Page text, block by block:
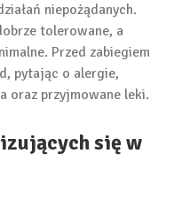
niepożądanych.
tolerowane, a
Przed zabiegiem
pytając o alergie,
oraz przyjmowane leki.
się w